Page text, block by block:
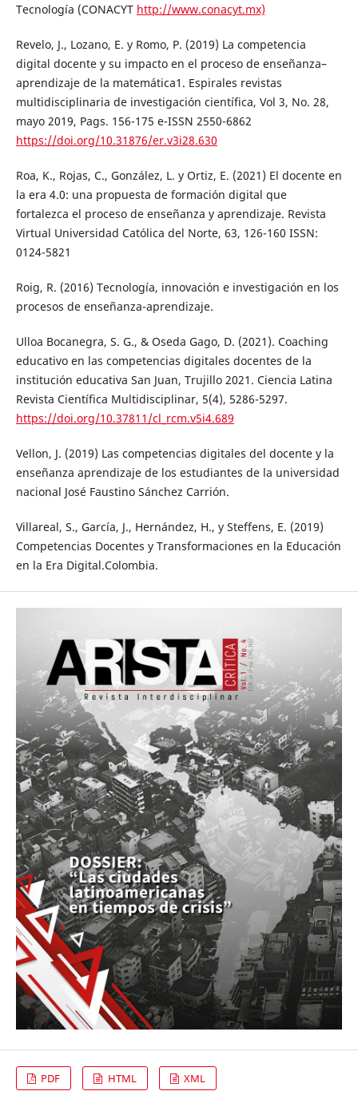
Tecnología (CONACYT http://www.conacyt.mx)
Revelo, J., Lozano, E. y Romo, P. (2019) La competencia
digital docente y su impacto en el proceso de enseñanza–
aprendizaje de la matemática1. Espirales revistas
multidisciplinaria de investigación científica, Vol 3, No. 28,
mayo 2019, Pags. 156-175 e-ISSN 2550-6862
https://doi.org/10.31876/er.v3i28.630
Roa, K., Rojas, C., González, L. y Ortiz, E. (2021) El docente en
la era 4.0: una propuesta de formación digital que
fortalezca el proceso de enseñanza y aprendizaje. Revista
Virtual Universidad Católica del Norte, 63, 126-160 ISSN:
0124-5821
Roig, R. (2016) Tecnología, innovación e investigación en los
procesos de enseñanza-aprendizaje.
Ulloa Bocanegra, S. G., & Oseda Gago, D. (2021). Coaching
educativo en las competencias digitales docentes de la
institución educativa San Juan, Trujillo 2021. Ciencia Latina
Revista Científica Multidisciplinar, 5(4), 5286-5297.
https://doi.org/10.37811/cl_rcm.v5i4.689
Vellon, J. (2019) Las competencias digitales del docente y la
enseñanza aprendizaje de los estudiantes de la universidad
nacional José Faustino Sánchez Carrión.
Villareal, S., García, J., Hernández, H., y Steffens, E. (2019)
Competencias Docentes y Transformaciones en la Educación
en la Era Digital.Colombia.
PDF HTML XML